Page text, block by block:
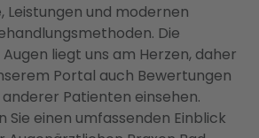
Leistungen und modernen
Die
liegt uns am Herzen, daher
Portal auch Bewertungen
Patienten einsehen.
Sie einen umfassenden Einblick